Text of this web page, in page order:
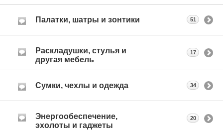
Палатки, шатры и зонтики 51
Раскладушки, стулья и
другая мебель
17
Сумки, чехлы и одежда 34
Энергообеспечение,
эхолоты и гаджеты
20